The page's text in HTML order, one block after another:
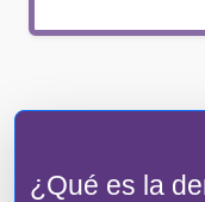
¿Qué es la